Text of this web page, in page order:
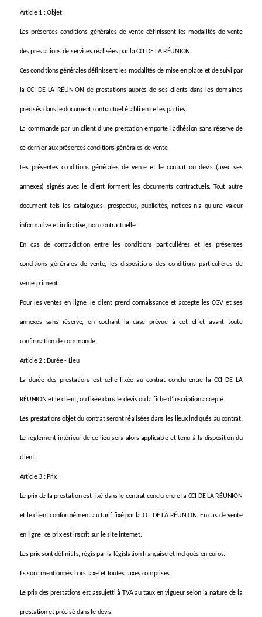
Article 1 : Objet
Les présentes conditions générales de vente définissent les modalités de vente
des prestations de services réalisées par la CCI DE LA RÉUNION.
Ces conditions générales définissent les modalités de mise en place et de suivi par
la CCI DE LA RÉUNION de prestations auprès de ses clients dans les domaines
précisés dans le document contractuel établi entre les parties.
La commande par un client d’une prestation emporte l’adhésion sans réserve de
ce dernier aux présentes conditions générales de vente.
Les présentes conditions générales de vente et le contrat ou devis (avec ses
annexes) signés avec le client forment les documents contractuels. Tout autre
document tels les catalogues, prospectus, publicités, notices n’a qu’une valeur
informative et indicative, non contractuelle.
En cas de contradiction entre les conditions particulières et les présentes
conditions générales de vente, les dispositions des conditions particulières de
vente priment.
Pour les ventes en ligne, le client prend connaissance et accepte les CGV et ses
annexes sans réserve, en cochant la case prévue à cet effet avant toute
confirmation de commande.
Article 2 : Durée - Lieu
La durée des prestations est celle fixée au contrat conclu entre la CCI DE LA
RÉUNION et le client, ou fixée dans le devis ou la fiche d’inscription accepté.
Les prestations objet du contrat seront réalisées dans les lieux indiqués au contrat.
Le règlement intérieur de ce lieu sera alors applicable et tenu à la disposition du
client.
Article 3 : Prix
Le prix de la prestation est fixé dans le contrat conclu entre la CCI DE LA RÉUNION
et le client conformément au tarif fixé par la CCI DE LA RÉUNION. En cas de vente
en ligne, ce prix est inscrit sur le site internet.
Les prix sont définitifs, régis par la législation française et indiqués en euros.
Ils sont mentionnés hors taxe et toutes taxes comprises.
Le prix des prestations est assujetti à TVA au taux en vigueur selon la nature de la
prestation et précisé dans le devis.